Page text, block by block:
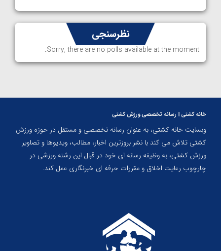
نظرسنجی
Sorry, there are no polls available at the moment.
خانه کشتی | رسانه تخصصی ورزش کشتی
وبسایت خانه کشتی، به عنوان رسانه تخصصی و مستقل در حوزه ورزش
کشتی تلاش می کند با نشر بروزترین اخبار، مطالب، ویدیوها و تصاویر
ورزش کشتی، به وظیفه رسانه ای خود در قبال این رشته ورزشی در
چارچوب رعایت اخلاق و مقررات حرفه ای خبرنگاری عمل کند.